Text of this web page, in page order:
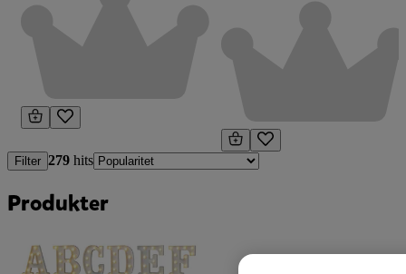
Filter 279 hits
Produkter